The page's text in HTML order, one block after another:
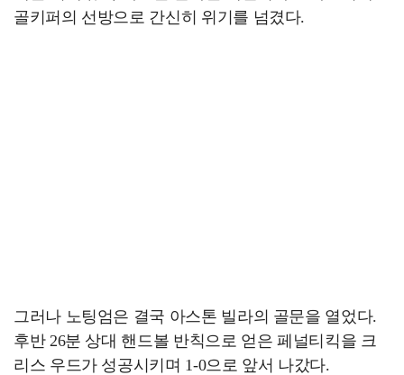
골키퍼의 선방으로 간신히 위기를 넘겼다.
그러나 노팅엄은 결국 아스톤 빌라의 골문을 열었다.
후반 26분 상대 핸드볼 반칙으로 얻은 페널티킥을 크
리스 우드가 성공시키며 1-0으로 앞서 나갔다.